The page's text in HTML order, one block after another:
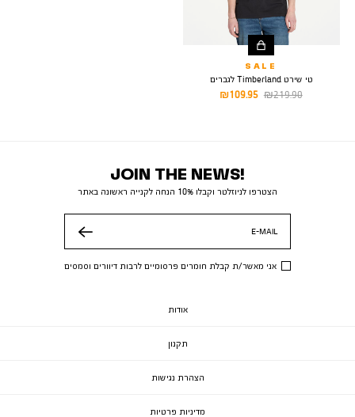
SALE
טי שירט Timberland לגברים
מחיר
109.95 ₪
מחיר
219.90 ₪
JOIN THE NEWS!
הצטרפו לניוזלטר וקבלו 10% הנחה לקנייה ראשונה באתר
E-MAIL
אני מאשר/ת קבלת חומרים פרסומיים לרבות דיוורים וסמסים
אודות
תקנון
הצהרת נגישות
מדיניות פרטיות